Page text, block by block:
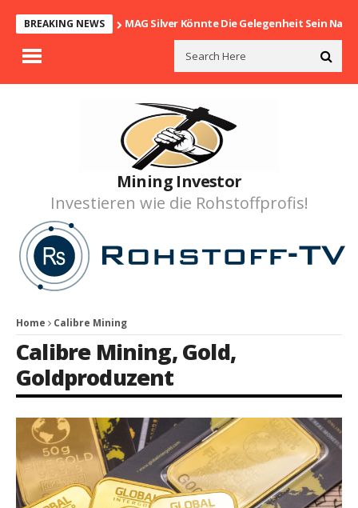
BREAKING NEWS MAG Silver Könnte Die Gelegenheit Sein
Mining Investor
Investieren wie die Rohstoffprofis!
Home Calibre Mining
Calibre Mining,Gold,
Goldproduzent